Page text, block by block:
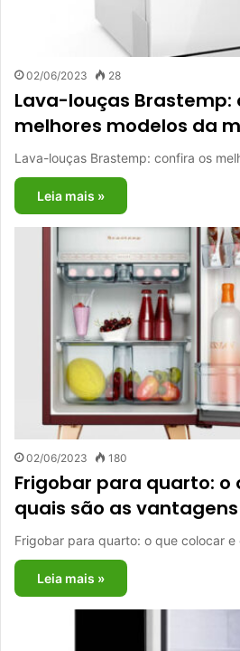
02/06/2023 28
Lava-louças Brastemp:
melhores modelos da
Lava-louças Brastemp: confira os
Leia mais »
02/06/2023 180
Frigobar para quarto: o
quais são as vantagens
Frigobar para quarto: o que colocar
Leia mais »